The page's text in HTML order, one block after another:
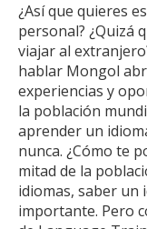
¿Así que quieres
personal? ¿Quizá
viajar al
hablar Mongol
experiencias y
la población
aprender un
nunca. ¿Cómo te
mitad de la
idiomas, saber un
importante. Pero